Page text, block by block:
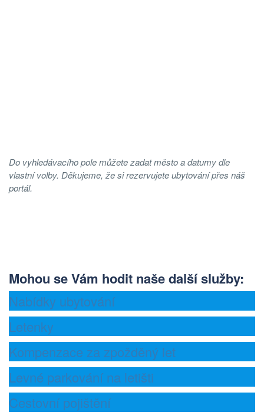
Do vyhledávacího pole můžete zadat město a datumy dle
vlastní volby. Děkujeme, že si rezervujete ubytování přes náš
portál.
Mohou se Vám hodit naše další služby:
Nabídky ubytování
Letenky
Kompenzace za zpožděný let
Levné parkování na letišti
Cestovní pojištění